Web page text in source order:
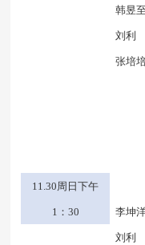
韩昱至
刘利
张培
11.30周日下午
1：30 李坤
刘利